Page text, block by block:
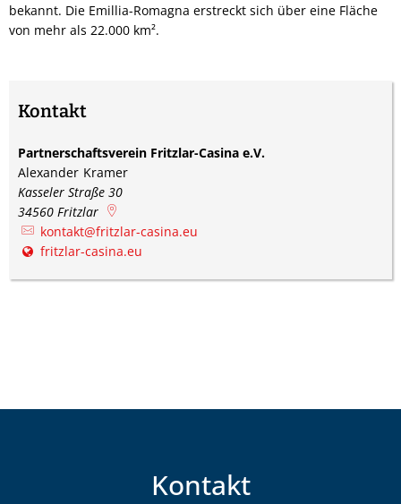
bekannt. Die Emillia-Romagna erstreckt sich über eine Fläche
von mehr als 22.000 km².
Kontakt
Partnerschaftsverein Fritzlar-Casina e.V.
Alexander Kramer
Kasseler Straße 30
34560 Fritzlar
kontakt@fritzlar-casina.eu
fritzlar-casina.eu
Kontakt